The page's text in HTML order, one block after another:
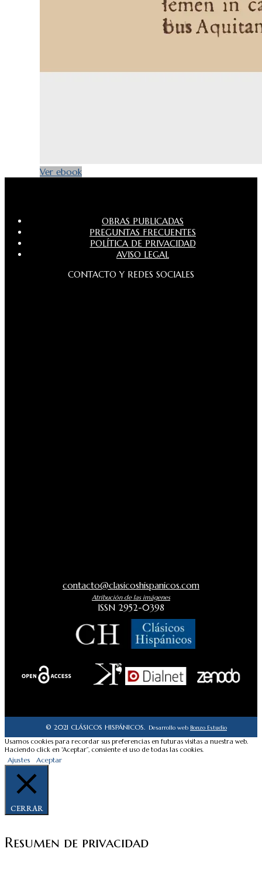
Ver ebook
OBRAS PUBLICADAS
PREGUNTAS FRECUENTES
POLÍTICA DE PRIVACIDAD
AVISO LEGAL
CONTACTO Y REDES SOCIALES
contacto@clasicoshispanicos.com
Atribución de las imágenes
ISSN 2952-0398
© 2021 CLÁSICOS HISPÁNICOS. Desarrollo web Bonzo Estudio
Usamos cookies para recordar sus preferencias en futuras visitas a nuestra web.
Haciendo click en “Aceptar”, consiente el uso de todas las cookies.
Ajustes Aceptar
CERRAR
Resumen de privacidad